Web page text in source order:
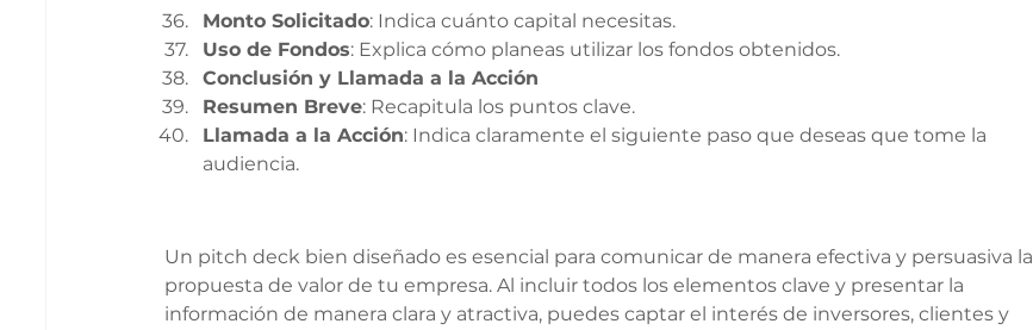
Monto Solicitado: Indica cuánto capital necesitas.
Uso de Fondos: Explica cómo planeas utilizar los fondos obtenidos.
Conclusión y Llamada a la Acción
Resumen Breve: Recapitula los puntos clave.
Llamada a la Acción: Indica claramente el siguiente paso que deseas que tome la
audiencia.
Un pitch deck bien diseñado es esencial para comunicar de manera efectiva y persuasiva la
propuesta de valor de tu empresa. Al incluir todos los elementos clave y presentar la
información de manera clara y atractiva, puedes captar el interés de inversores, clientes y